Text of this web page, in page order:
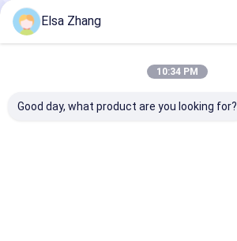
推薦されたプロダクト
Elsa Zhang
10:34 PM
Good day, what product are you looking for?